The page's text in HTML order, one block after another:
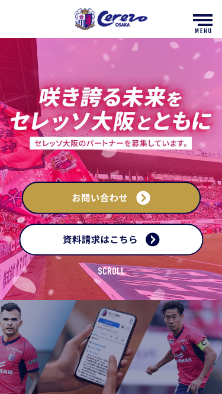
SCROLL